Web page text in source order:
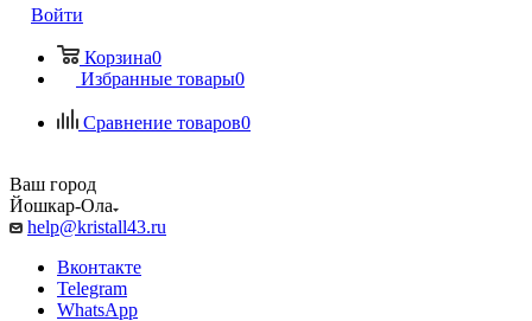
Войти
Корзина0
Избранные товары0
Сравнение товаров0
Ваш город
Йошкар-Ола
help@kristall43.ru
Вконтакте
Telegram
WhatsApp